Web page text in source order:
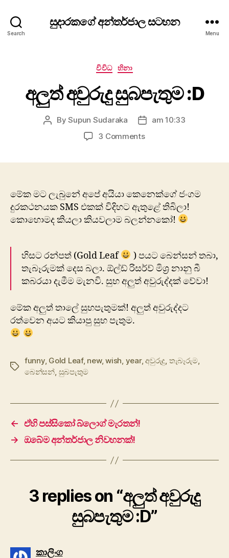
Search
සුදාරකගේ අන්තර්ජාල සටහන
Menu
Categories
විවිධ හිනා
අලුත් අවුරුදු සුබපැතුම :D
PostBySupun Sudaraka
Postam 10:33
3 Commentson
මේක මට ලැබුනේ අපේ අයියා කෙනෙක්ගේ ජංගම
දුරකථනයක SMS එකක් විදිහට ඇතුළේ තිබිලා!
කොහොමද කියලා කියවලාම බලන්නකෝ!
හිසට රන්පත් (Gold Leaf
) පයට බෙන්සන් තබා,
තැබෑරුමක් දෙස බලා. ඕල්ඩ් රිසර්ව් මිශ්‍ර නානු බී
කබරයා දැමීම මැනවි. සුභ අලුත් අවුරුද්දක් වේවා!
මේක අලුත් තාලේ සුභපැතුමක්! අලුත් අවුරුද්දට
රත්වෙන අයට කියාපු සුභ පැතුම.
Tags
funny, Gold Leaf, new,wish, year,අවුරුදු, තැබෑරුම,
බෙන්සන්, සුබපැතුම
← ඒහි පස්සිකෝ බ්ලොග් මැරතන්!
→ ඔබේම අන්තර්ජාල නිවහනක්!
3 replies on “අලුත් අවුරුදු
සුබපැතුම :D”
කාලිංගsays: